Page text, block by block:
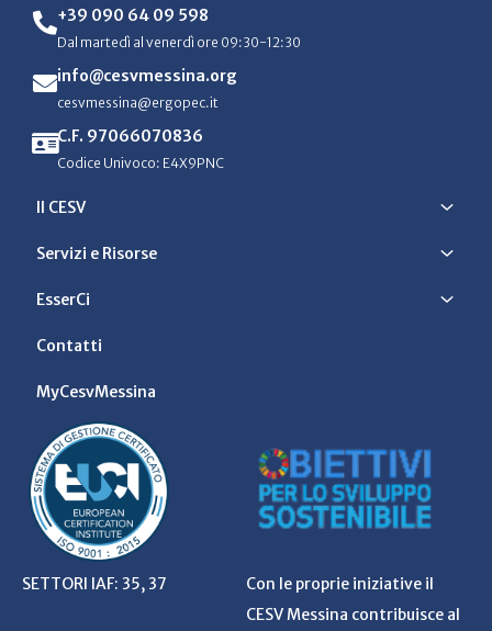
+39 090 64 09 598
Dal martedì al venerdì ore 09:30-12:30
info@cesvmessina.org
cesvmessina@ergopec.it
C.F. 97066070836
Codice Univoco: E4X9PNC
Il CESV
Servizi e Risorse
EsserCi
Contatti
MyCesvMessina
SETTORI IAF: 35, 37
Con le proprie iniziative il
CESV Messina contribuisce al